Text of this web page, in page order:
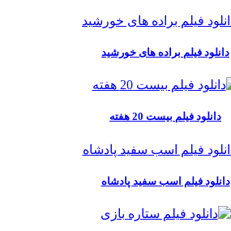
دانلود فیلم براده های خورشید
دانلود فیلم بیست 20 هفته
دانلود فیلم اسب سفید پادشاه